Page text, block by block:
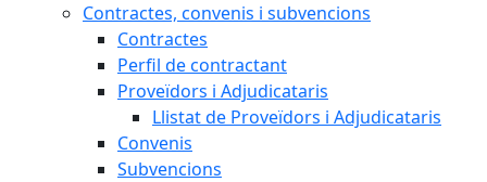
Contractes, convenis i subvencions
Contractes
Perfil de contractant
Proveïdors i Adjudicataris
Llistat de Proveïdors i Adjudicataris
Convenis
Subvencions